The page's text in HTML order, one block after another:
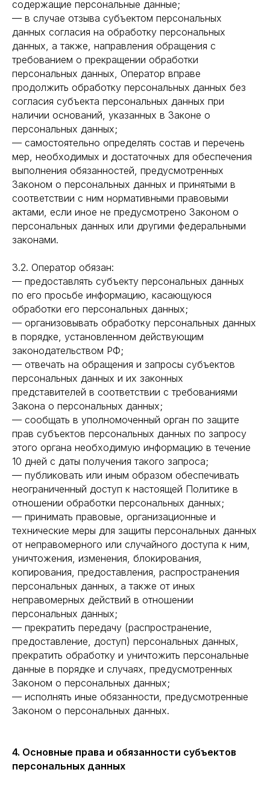
содержащие персональные данные;
— в случае отзыва субъектом персональных
данных согласия на обработку персональных
данных, а также, направления обращения с
требованием о прекращении обработки
персональных данных, Оператор вправе
продолжить обработку персональных данных без
согласия субъекта персональных данных при
наличии оснований, указанных в Законе о
персональных данных;
— самостоятельно определять состав и перечень
мер, необходимых и достаточных для обеспечения
выполнения обязанностей, предусмотренных
Законом о персональных данных и принятыми в
соответствии с ним нормативными правовыми
актами, если иное не предусмотрено Законом о
персональных данных или другими федеральными
законами.
3.2. Оператор обязан:
— предоставлять субъекту персональных данных
по его просьбе информацию, касающуюся
обработки его персональных данных;
— организовывать обработку персональных данных
в порядке, установленном действующим
законодательством РФ;
— отвечать на обращения и запросы субъектов
персональных данных и их законных
представителей в соответствии с требованиями
Закона о персональных данных;
— сообщать в уполномоченный орган по защите
прав субъектов персональных данных по запросу
этого органа необходимую информацию в течение
10 дней с даты получения такого запроса;
— публиковать или иным образом обеспечивать
неограниченный доступ к настоящей Политике в
отношении обработки персональных данных;
— принимать правовые, организационные и
технические меры для защиты персональных данных
от неправомерного или случайного доступа к ним,
уничтожения, изменения, блокирования,
копирования, предоставления, распространения
персональных данных, а также от иных
неправомерных действий в отношении
персональных данных;
— прекратить передачу (распространение,
предоставление, доступ) персональных данных,
прекратить обработку и уничтожить персональные
данные в порядке и случаях, предусмотренных
Законом о персональных данных;
— исполнять иные обязанности, предусмотренные
Законом о персональных данных.
4. Основные права и обязанности субъектов
персональных данных